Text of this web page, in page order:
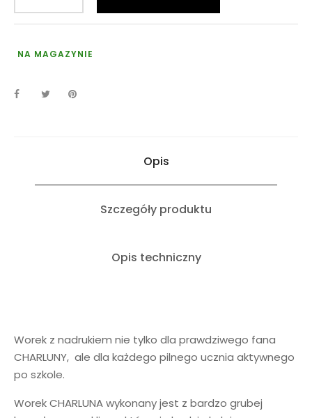
NA MAGAZYNIE
Opis
Szczegóły produktu
Opis techniczny
Worek z nadrukiem nie tylko dla prawdziwego fana
CHARLUNY, ale dla każdego pilnego ucznia aktywnego
po szkole.
Worek CHARLUNA wykonany jest z bardzo grubej